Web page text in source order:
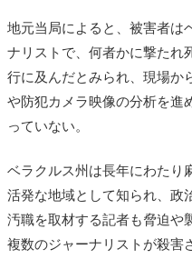
地元当局によると、被害者は
ナリストで、何者かに撃たれ
行に及んだとみられ、現場か
や防犯カメラ映像の分析を進
っていない。
ベラクルス州は長年にわたり
活発な地域として知られ、政
汚職を取材する記者も脅迫や
複数のジャーナリストが殺害